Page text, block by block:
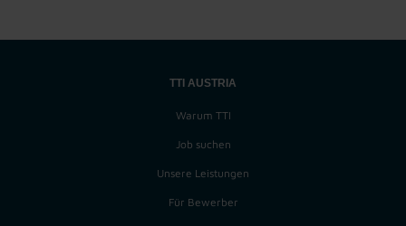
TTI AUSTRIA
Warum TTI
Job suchen
Unsere Leistungen
Für Bewerber